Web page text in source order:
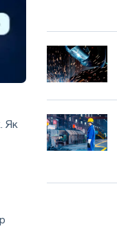
Як
Великої
Вітчизняної
війни
незважаючи
на
уповільнення
зростання
цін
Tk
accelis
в
нову
ріжучу
Європейські
ціни
на